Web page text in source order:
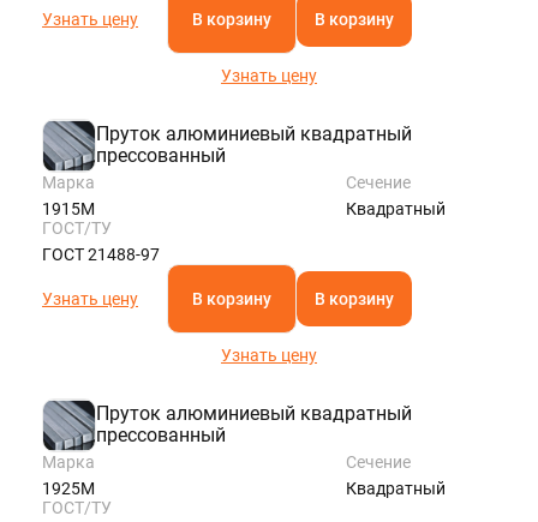
Узнать цену В корзину В корзину
Узнать цену
Пруток алюминиевый квадратный
прессованный
Марка
1915М
Сечение
Квадратный
ГОСТ/ТУ
ГОСТ 21488-97
Узнать цену В корзину В корзину
Узнать цену
Пруток алюминиевый квадратный
прессованный
Марка
1925М
Сечение
Квадратный
ГОСТ/ТУ